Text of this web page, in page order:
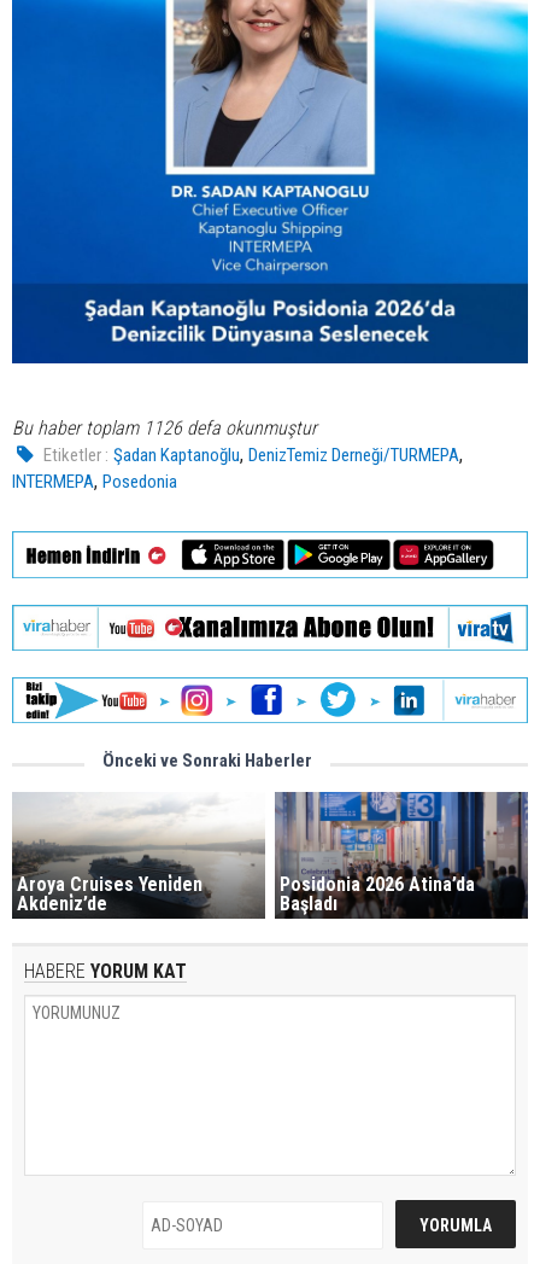
Bu haber toplam 1126 defa okunmuştur
Etiketler : Şadan Kaptanoğlu,DenizTemiz Derneği/TURMEPA,
INTERMEPA, Posedonia
Önceki ve Sonraki Haberler
Aroya Cruises Yeni̇den
Akdeni̇z’de
Posidonia 2026 Atina’da
Başladı
HABERE YORUM KAT